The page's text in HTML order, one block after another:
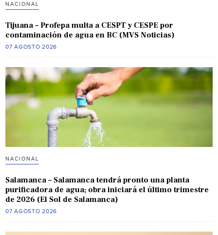
NACIONAL
Tijuana – Profepa multa a CESPT y CESPE por
contaminación de agua en BC (MVS Noticias)
07 AGOSTO 2026
NACIONAL
Salamanca – Salamanca tendrá pronto una planta
purificadora de agua; obra iniciará el último trimestre
de 2026 (El Sol de Salamanca)
07 AGOSTO 2026